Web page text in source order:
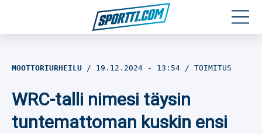
Jalkapallo
MOOTTORIURHEILU 19.12.2024 - 13:54 TOIMITUS
WRC-talli nimesi täysin
tuntemattoman kuskin ensi